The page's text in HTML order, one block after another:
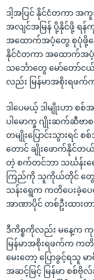
ဒါ့အပြင် နိုင်ငံတကာ
အလျင်အမြန် ပို့နိုင်ဖို့
အထောက်အပံ့တွေ စုပုံဖို့နေ
နိုင်ငံတကာ အထောက်
သင်္ဘောတွေ မော်တော်
လည်း မြန်မာအစိုးရ
ဒါပေမယ့် ဒါမျိုးဟာ
ပါမောက္ခ ဂျိုးဆက်ဆီဗ
တမျိုးပြောင်းသွား
တောင် ချိုးဖောက်နိုင်တ
တဲ့ စက်တင်ဘာ သင်္ဃန်းရေ
ကြည်ကို သူကိုယ်တိုင် တွေ့ဆုံ
သန်းရွေက ကတိပေးခဲ့ပေ
အာဏာပိုင် တစ်ဦးထားတ
ဒီကိစ္စကိုလည်း မနေ့က ကု
မြန်မာအစိုးရဖက်က
မေးတော့ ပြောခွင့်ရသူ
အဆင့်မြင့် မြန်မာ စစ်